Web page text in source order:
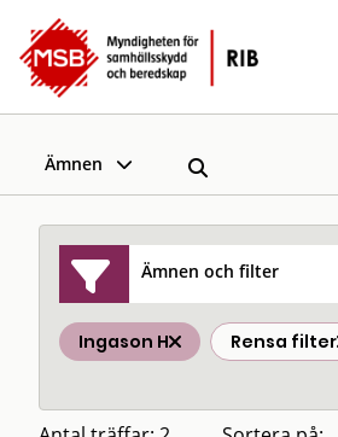
Ämnen
Ämnen och filter
Ingason H Rensa filter